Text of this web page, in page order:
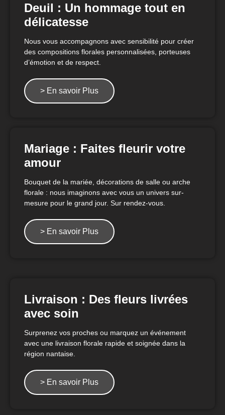
Deuil : Un hommage tout en
délicatesse
Nous vous accompagnons avec sensibilité pour créer
des compositions florales personnalisées, porteuses
d’émotion et de respect.
> En savoir Plus
Mariage : Faites fleurir votre
amour
Bouquet de la mariée, décorations de salle ou arche
florale : nous imaginons avec vous un univers sur-
mesure pour le grand jour. Sur rendez-vous.
> En savoir Plus
Livraison : Des fleurs livrées
avec soin
Surprenez vos proches ou marquez un événement
avec une livraison florale rapide et soignée dans la
région nantaise.
> En savoir Plus